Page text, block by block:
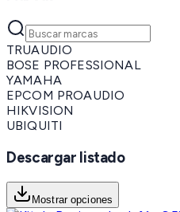
TRUAUDIO
BOSE PROFESSIONAL
YAMAHA
EPCOM PROAUDIO
HIKVISION
UBIQUITI
Descargar listado
Mostrar opciones